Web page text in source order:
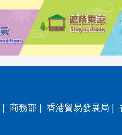
| 商務部 | 香港貿易發展局 |